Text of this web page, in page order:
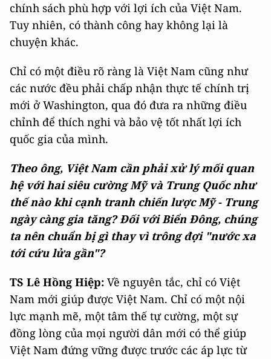
chính sách phù hợp với lợi ích của Việt Nam.
Tuy nhiên, có thành công hay không lại là
chuyện khác.
Chỉ có một điều rõ ràng là Việt Nam cũng như
các nước đều phải chấp nhận thực tế chính trị
mới ở Washington, qua đó đưa ra những điều
chỉnh để thích nghi và bảo vệ tốt nhất lợi ích
quốc gia của mình.
Theo ông, Việt Nam cần phải xử lý mối quan
hệ với hai siêu cường Mỹ và Trung Quốc như
thế nào khi cạnh tranh chiến lược Mỹ - Trung
ngày càng gia tăng? Đối với Biển Đông, chúng
ta nên chuẩn bị gì thay vì trông đợi "nước xa
tới cứu lửa gần"?
TS Lê Hồng Hiệp: Về nguyên tắc, chỉ có Việt
Nam mới giúp được Việt Nam. Chỉ có một nội
lực mạnh mẽ, một tâm thế tự cường, một sự
đồng lòng của mọi người dân mới có thể giúp
Việt Nam đứng vững được trước các áp lực từ